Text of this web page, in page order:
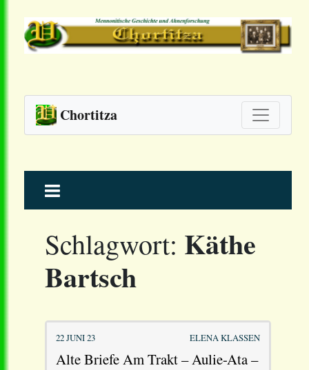
Chortitza
to
Schlagwort: Käthe
Bartsch
22 JUNI 23 ELENA KLASSEN
Alte Briefe Am Trakt – Aulie-Ata –